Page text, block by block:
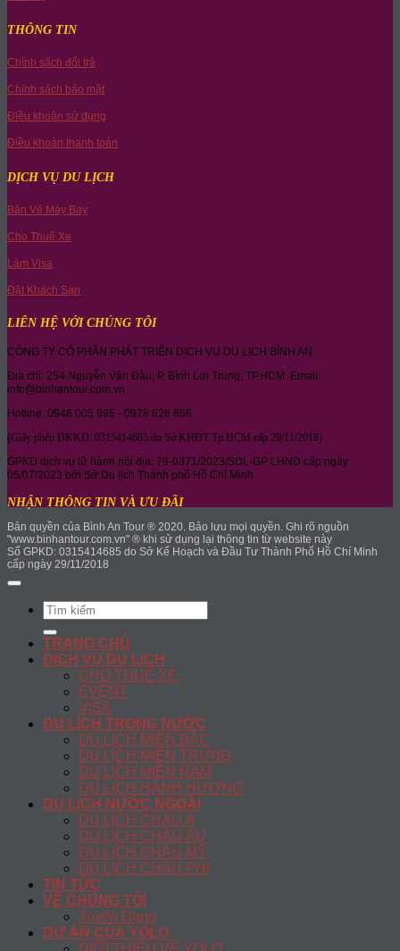
THÔNG TIN
Chính sách đổi trả
Chính sách bảo mật
Điều khoản sử dụng
Điều khoản thanh toán
DỊCH VỤ DU LỊCH
Bán Vé Máy Bay
Cho Thuê Xe
Làm Visa
Đặt Khách Sạn
LIÊN HỆ VỚI CHÚNG TÔI
CÔNG TY CỔ PHẦN PHÁT TRIỂN DỊCH VỤ DU LỊCH BÌNH AN
Địa chỉ: 254 Nguyễn Văn Đậu, P. Bình Lợi Trung, TP.HCM. Email:
info@binhantour.com.vn
Hotline: 0948 005 995 - 0978 626 856
(Giấy phép ĐKKD: 0315414685 do Sở KHĐT Tp.HCM cấp 29/11/2018)
GPKD dịch vụ lữ hành nội địa: 79-0371/2023/SDL-GP LHND cấp ngày
05/07/2023 bởi Sở Du lịch Thành phố Hồ Chí Minh
NHẬN THÔNG TIN VÀ ƯU ĐÃI
Bản quyền của Bình An Tour ® 2020. Bảo lưu mọi quyền. Ghi rõ nguồn
"www.binhantour.com.vn" ® khi sử dụng lại thông tin từ website này
Số GPKD: 0315414685 do Sở Kế Hoạch và Đầu Tư Thành Phố Hồ Chí Minh
cấp ngày 29/11/2018
Search
for:
TRANG CHỦ
DỊCH VỤ DU LỊCH
CHO THUÊ XE
EVENT
VISA
DU LỊCH TRONG NƯỚC
DU LỊCH MIỀN BẮC
DU LỊCH MIỀN TRUNG
DU LỊCH MIỀN NAM
DU LỊCH HÀNH HƯƠNG
DU LỊCH NƯỚC NGOÀI
DU LỊCH CHÂU Á
DU LỊCH CHÂU ÂU
DU LỊCH CHÂU MỸ
DU LỊCH CHÂU PHI
TIN TỨC
VỀ CHÚNG TÔI
Tuyển Dụng
DỰ ÁN CỦA YOLO